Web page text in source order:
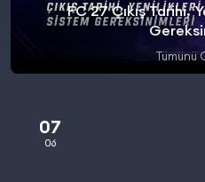
FC 27 Çıkış Tarihi,
Tümünü
07
06